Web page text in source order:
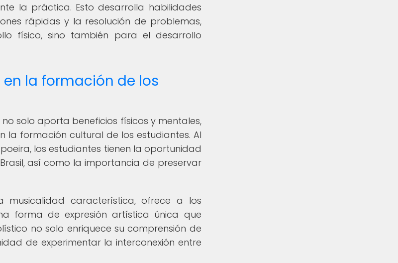
la práctica. Esto desarrolla habilidades
rápidas y la resolución de problemas,
físico, sino también para el desarrollo
la formación de los
solo aporta beneficios físicos y mentales,
la formación cultural de los estudiantes. Al
los estudiantes tienen la oportunidad
así como la importancia de preservar
musicalidad característica, ofrece a los
forma de expresión artística única que
no solo enriquece su comprensión de
de experimentar la interconexión entre